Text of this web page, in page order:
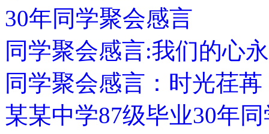
30年同学聚会感言
同学聚会感言:我们的心
同学聚会感言：时光荏
某某中学87级毕业30年